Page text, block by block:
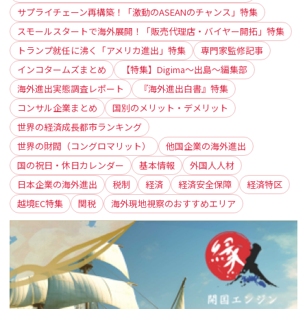
サプライチェーン再構築！「激動のASEANのチャンス」特集
スモールスタートで海外展開！「販売代理店・バイヤー開拓」特集
トランプ就任に沸く「アメリカ進出」特集
専門家監修記事
インコタームズまとめ
【特集】Digima〜出島〜編集部
海外進出実態調査レポート
『海外進出白書』特集
コンサル企業まとめ
国別のメリット・デメリット
世界の経済成長都市ランキング
世界の財閥（コングロマリット）
他国企業の海外進出
国の祝日・休日カレンダー
基本情報
外国人人材
日本企業の海外進出
税制 経済 経済安全保障
経済特区
越境EC特集
関税 海外現地視察のおすすめエリア